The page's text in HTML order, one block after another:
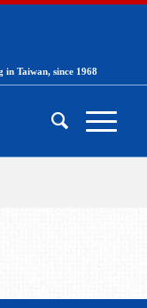
Taiwan, since 1968